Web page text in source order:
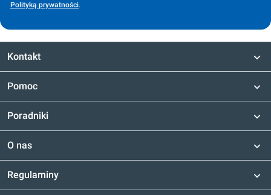
Polityką prywatności.
Kontakt
Pomoc
Poradniki
O nas
Regulaminy